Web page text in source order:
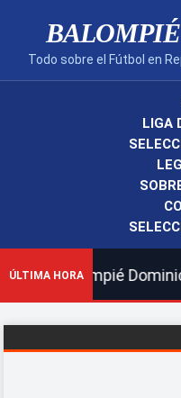
Todo sobre el Fútbol en
LIGA
ÚLTIMA HORA
Balompié